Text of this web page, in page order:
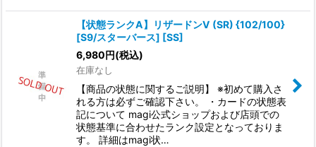
【状態ランクA】リザードンV (SR) {102/100}
[S9/スターバース] [SS]
6,980円(税込)
在庫なし
【商品の状態に関するご説明】 ※初めて購入さ
れる方は必ずご確認下さい。 ・カードの状態表
記について magi公式ショップおよび店頭での
状態基準に合わせたランク設定となっておりま
す。 詳細はmagi状…